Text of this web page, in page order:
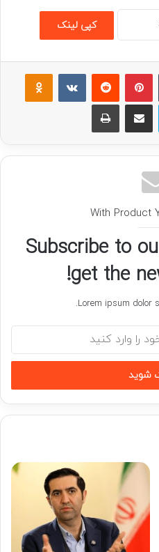
کپی لینک
تامبلر پینتریستReddit
VKontakte
اسکایپ اشتراک گذاری با ایمیل چاپ
With Product
Subscribe to
get the
Lorem ipsum dolor